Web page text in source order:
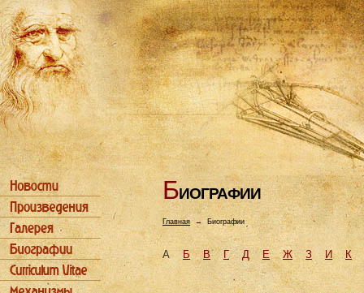
БИОГРАФИИ
Главная→ Биографии
АБ В Г Д Е Ж З И К